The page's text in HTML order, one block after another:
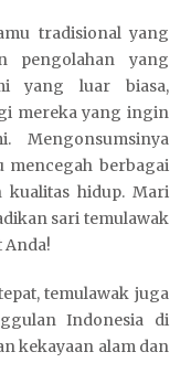
tradisional yang
pengolahan yang
yang luar biasa,
mereka yang ingin
Mengonsumsinya
mencegah berbagai
kualitas hidup. Mari
sari temulawak
Anda!
temulawak juga
Indonesia di
kekayaan alam dan